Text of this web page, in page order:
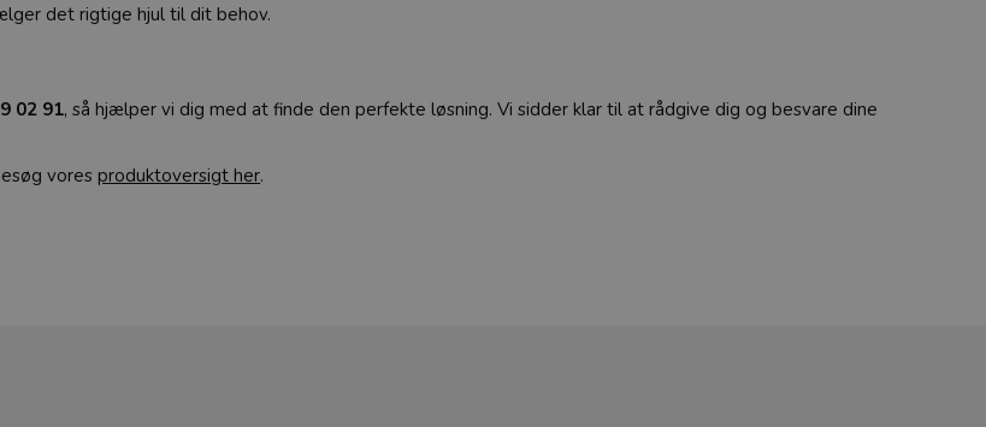
det rigtige hjul til dit behov.
02 91, så hjælper vi dig med at finde den perfekte løsning. Vi sidder klar til at rådgive dig og besvare dine
voresproduktoversigt her.